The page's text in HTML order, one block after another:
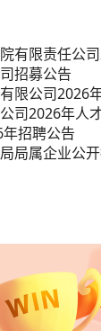
有限责任公
招募公告
限公司2026
司2026年人
招聘公告
局属企业公